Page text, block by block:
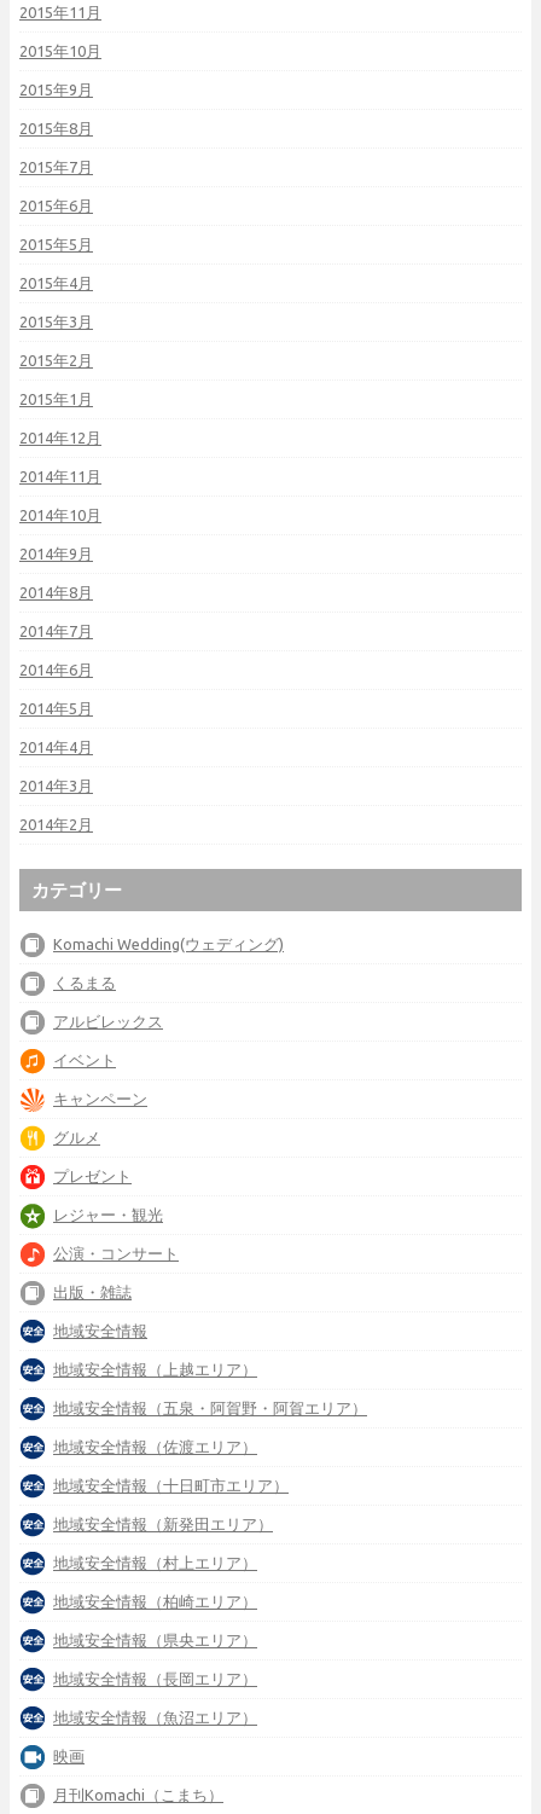
2015年11月
2015年10月
2015年9月
2015年8月
2015年7月
2015年6月
2015年5月
2015年4月
2015年3月
2015年2月
2015年1月
2014年12月
2014年11月
2014年10月
2014年9月
2014年8月
2014年7月
2014年6月
2014年5月
2014年4月
2014年3月
2014年2月
カテゴリー
Komachi Wedding(ウェディング)
くるまる
アルビレックス
イベント
キャンペーン
グルメ
プレゼント
レジャー・観光
公演・コンサート
出版・雑誌
地域安全情報
地域安全情報（上越エリア）
地域安全情報（五泉・阿賀野・阿賀エリア）
地域安全情報（佐渡エリア）
地域安全情報（十日町市エリア）
地域安全情報（新発田エリア）
地域安全情報（村上エリア）
地域安全情報（柏崎エリア）
地域安全情報（県央エリア）
地域安全情報（長岡エリア）
地域安全情報（魚沼エリア）
映画
月刊Komachi（こまち）